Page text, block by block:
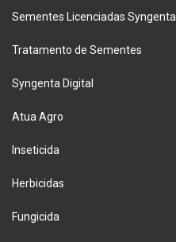
Sementes Licenciadas Syngenta
Tratamento de Sementes
Syngenta Digital
Atua Agro
Inseticida
Herbicidas
Fungicida